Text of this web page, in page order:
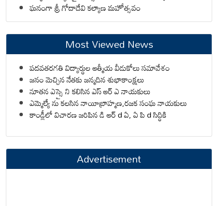
ఘనంగా శ్రీ గోదాదేవి కల్యాణ మహోత్సవం
Most Viewed News
పదవతరగతి విద్యార్థుల ఆత్మీయ వీడుకోలు సమావేశం
జనం మెచ్చిన నేతకు జన్మదిన శుభాకాంక్షలు
నూతన ఎస్సై ని కలిసిన ఎస్ ఆర్ ఎ నాయకులు
ఎమ్మెల్యే ను కలసిన నాయీబ్రాహ్మణ,రజక సంఘ నాయకులు
కాండ్లీలో విచారణ జరిపిన డి ఆర్ d ఏ, ఏ పి d సిద్ధికి
Advertisement